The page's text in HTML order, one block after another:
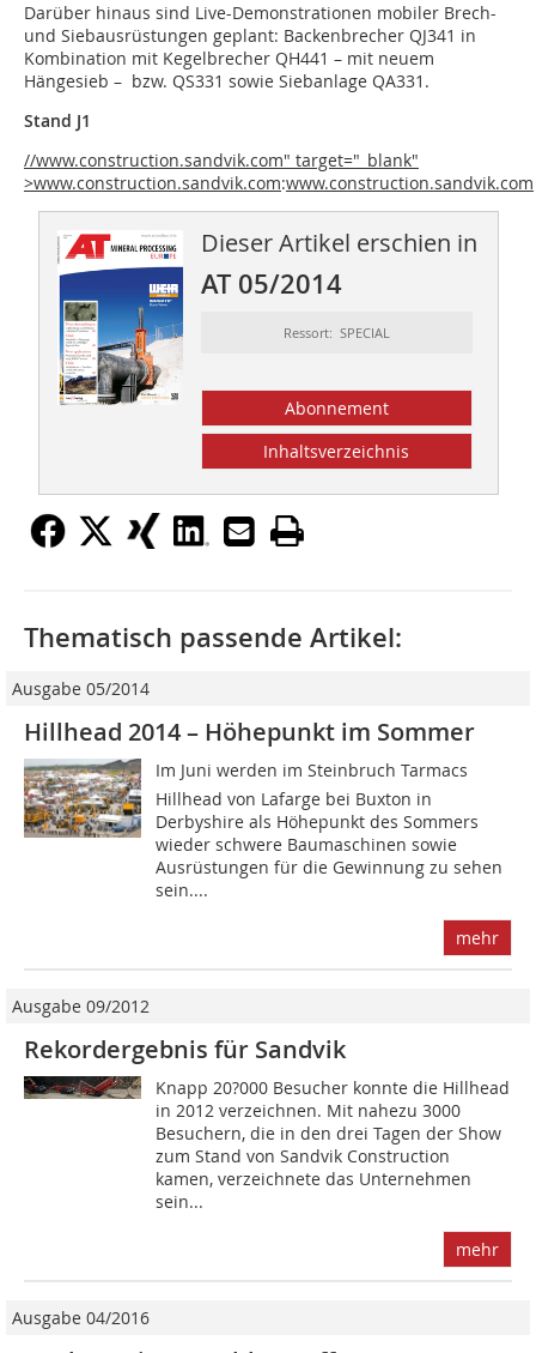
Darüber hinaus sind Live-Demonstrationen mobiler Brech-
und Siebausrüstungen geplant: Backenbrecher QJ341 in
Kombination mit Kegelbrecher QH441 – mit neuem
Hängesieb – bzw. QS331 sowie Siebanlage QA331.
Stand J1
//www.construction.sandvik.com" target="_blank"
>www.construction.sandvik.com:www.construction.sandvik.com
Dieser Artikel erschien in
AT 05/2014
Ressort: SPECIAL
Abonnement
Inhaltsverzeichnis
Thematisch passende Artikel:
Ausgabe 05/2014
Hillhead 2014 – Höhepunkt im Sommer
Im Juni werden im Steinbruch Tarmacs
Hillhead von Lafarge bei Buxton in
Derbyshire als Höhepunkt des Sommers
wieder schwere Baumaschinen sowie
Ausrüstungen für die Gewinnung zu sehen
sein....
mehr
Ausgabe 09/2012
Rekordergebnis für Sandvik
Knapp 20?000 Besucher konnte die Hillhead
in 2012 verzeichnen. Mit nahezu 3000
Besuchern, die in den drei Tagen der Show
zum Stand von Sandvik Construction
kamen, verzeichnete das Unternehmen
sein...
mehr
Ausgabe 04/2016